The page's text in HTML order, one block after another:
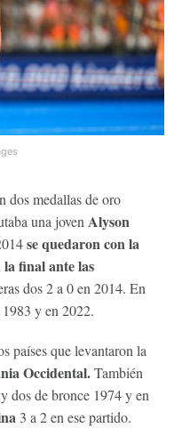
dos medallas de oro
una joven Alyson
se quedaron con la
la final ante las
dos 2 a 0 en 2014. En
y en 2022.
países que levantaron la
Occidental.También
dos de bronce 1974 y en
3 a 2 en ese partido.